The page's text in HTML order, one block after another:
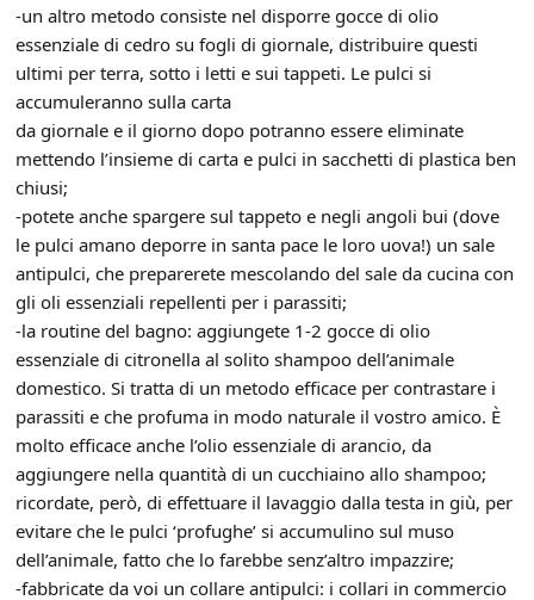
-un altro metodo consiste nel disporre gocce di olio
essenziale di cedro su fogli di giornale, distribuire questi
ultimi per terra, sotto i letti e sui tappeti. Le pulci si
accumuleranno sulla carta
da giornale e il giorno dopo potranno essere eliminate
mettendo l’insieme di carta e pulci in sacchetti di plastica ben
chiusi;
-potete anche spargere sul tappeto e negli angoli bui (dove
le pulci amano deporre in santa pace le loro uova!) un sale
antipulci, che preparerete mescolando del sale da cucina con
gli oli essenziali repellenti per i parassiti;
-la routine del bagno: aggiungete 1-2 gocce di olio
essenziale di citronella al solito shampoo dell’animale
domestico. Si tratta di un metodo efficace per contrastare i
parassiti e che profuma in modo naturale il vostro amico. È
molto efficace anche l’olio essenziale di arancio, da
aggiungere nella quantità di un cucchiaino allo shampoo;
ricordate, però, di effettuare il lavaggio dalla testa in giù, per
evitare che le pulci ‘profughe’ si accumulino sul muso
dell’animale, fatto che lo farebbe senz’altro impazzire;
-fabbricate da voi un collare antipulci: i collari in commercio